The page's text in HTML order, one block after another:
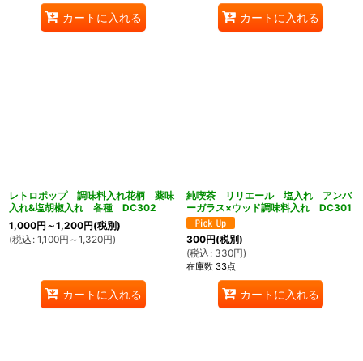
カートに入れる カートに入れる
レトロポップ 調味料入れ花柄 薬味
入れ&塩胡椒入れ 各種 DC302
1,000円 ～1,200円(税別)
(税込 : 1,100円 ～1,320円)
カートに入れる
純喫茶 リリエール 塩入れ アンバ
ーガラス×ウッド調味料入れ DC301
300円(税別)
(税込 : 330円)
在庫数 33点
カートに入れる